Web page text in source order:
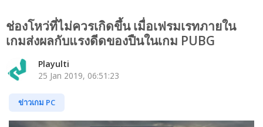
ช่องโหว่ที่ไม่ควรเกิดขึ้น เมื่อเฟรมเรทภายใน
เกมส่งผลกับแรงดีดของปืนในเกม PUBG
Playulti
25 Jan 2019, 06:51:23
ข่าวเกม PC